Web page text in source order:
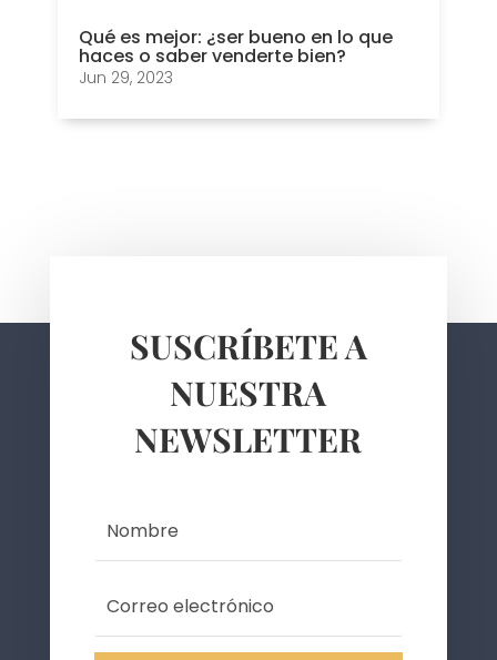
Qué es mejor: ¿ser bueno en lo que
haces o saber venderte bien?
Jun 29, 2023
SUSCRÍBETE A
NUESTRA
NEWSLETTER